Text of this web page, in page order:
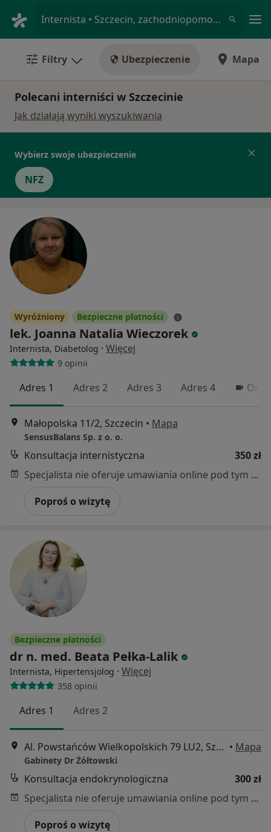
Internista • Szczecin, zachodniopomorskie
Filtry Ubezpieczenie Mapa
Polecani interniści w Szczecinie
Jak działają wyniki wyszukiwania
Wybierz swoje ubezpieczenie
NFZ
Wyróżniony Bezpieczne płatności
lek. Joanna Natalia Wieczorek
Internista, Diabetolog · Więcej
9 opinii
Adres 1 Adres 2 Adres 3 Adres 4
Małopolska 11/2, Szczecin • Mapa
SensusBalans Sp. z o. o.
Konsultacja internistyczna
350 zł
Specjalista nie oferuje umawiania online pod tym adresem.
Poproś o wizytę
Bezpieczne płatności
dr n. med. Beata Pełka-Lalik
Internista, Hipertensjolog · Więcej
358 opinii
Adres 1 Adres 2
Al. Powstańców Wielkopolskich 79 LU2, Szczecin • Mapa
Gabinety Dr Żółtowski
Konsultacja endokrynologiczna
300 zł
Specjalista nie oferuje umawiania online pod tym adresem.
Poproś o wizytę